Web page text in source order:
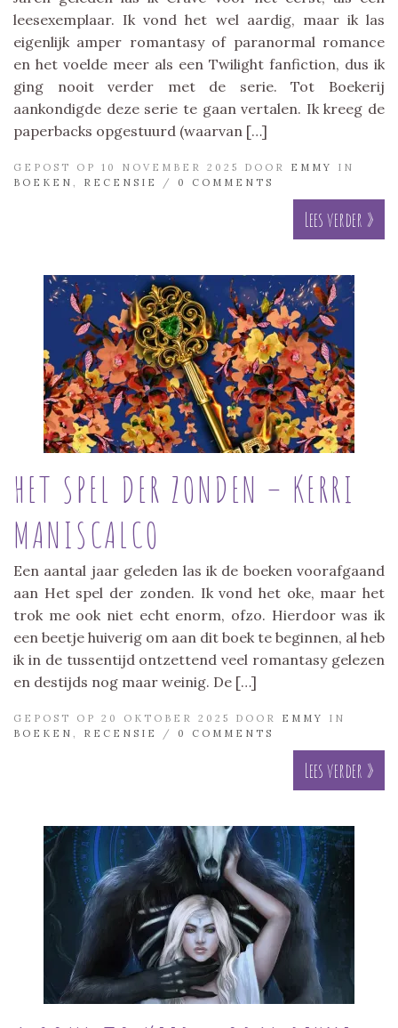
leesexemplaar. Ik vond het wel aardig, maar ik las
eigenlijk amper romantasy of paranormal romance
en het voelde meer als een Twilight fanfiction, dus ik
ging nooit verder met de serie. Tot Boekerij
aankondigde deze serie te gaan vertalen. Ik kreeg de
paperbacks opgestuurd (waarvan […]
GEPOST OP 10 NOVEMBER 2025 DOOR EMMY
IN
BOEKEN , RECENSIE / 0 COMMENTS
Lees verder »
HET SPEL DER ZONDEN – KERRI
MANISCALCO
Een aantal jaar geleden las ik de boeken voorafgaand
aan Het spel der zonden. Ik vond het oke, maar het
trok me ook niet echt enorm, ofzo. Hierdoor was ik
een beetje huiverig om aan dit boek te beginnen, al heb
ik in de tussentijd ontzettend veel romantasy gelezen
en destijds nog maar weinig. De […]
GEPOST OP 20 OKTOBER 2025 DOOR EMMY
IN
BOEKEN , RECENSIE / 0 COMMENTS
Lees verder »